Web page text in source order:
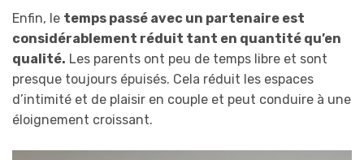
Enfin, le temps passé avec un partenaire est
considérablement réduit tant en quantité qu’en
qualité. Les parents ont peu de temps libre et sont
presque toujours épuisés. Cela réduit les espaces
d’intimité et de plaisir en couple et peut conduire à une
éloignement croissant.